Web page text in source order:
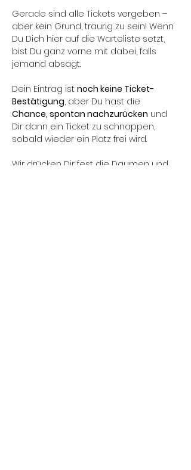
Gerade sind alle Tickets vergeben –
aber kein Grund, traurig zu sein! Wenn
Du Dich hier auf die Warteliste setzt,
bist Du ganz vorne mit dabei, falls
jemand absagt.
Dein Eintrag ist noch keine Ticket-
Bestätigung, aber Du hast die
Chance, spontan nachzurücken und
Dir dann ein Ticket zu schnappen,
sobald wieder ein Platz frei wird.
Wir drücken Dir fest die Daumen und